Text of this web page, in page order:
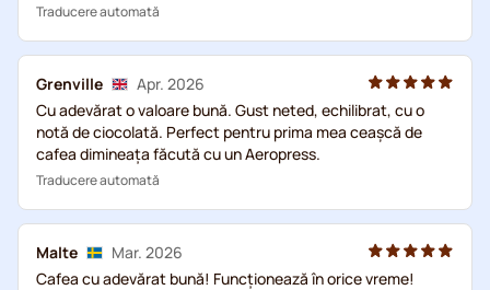
Traducere automată
Grenville
Apr. 2026
Cu adevărat o valoare bună. Gust neted, echilibrat, cu o
notă de ciocolată. Perfect pentru prima mea ceașcă de
cafea dimineața făcută cu un Aeropress.
Traducere automată
Malte
Mar. 2026
Cafea cu adevărat bună! Funcționează în orice vreme!